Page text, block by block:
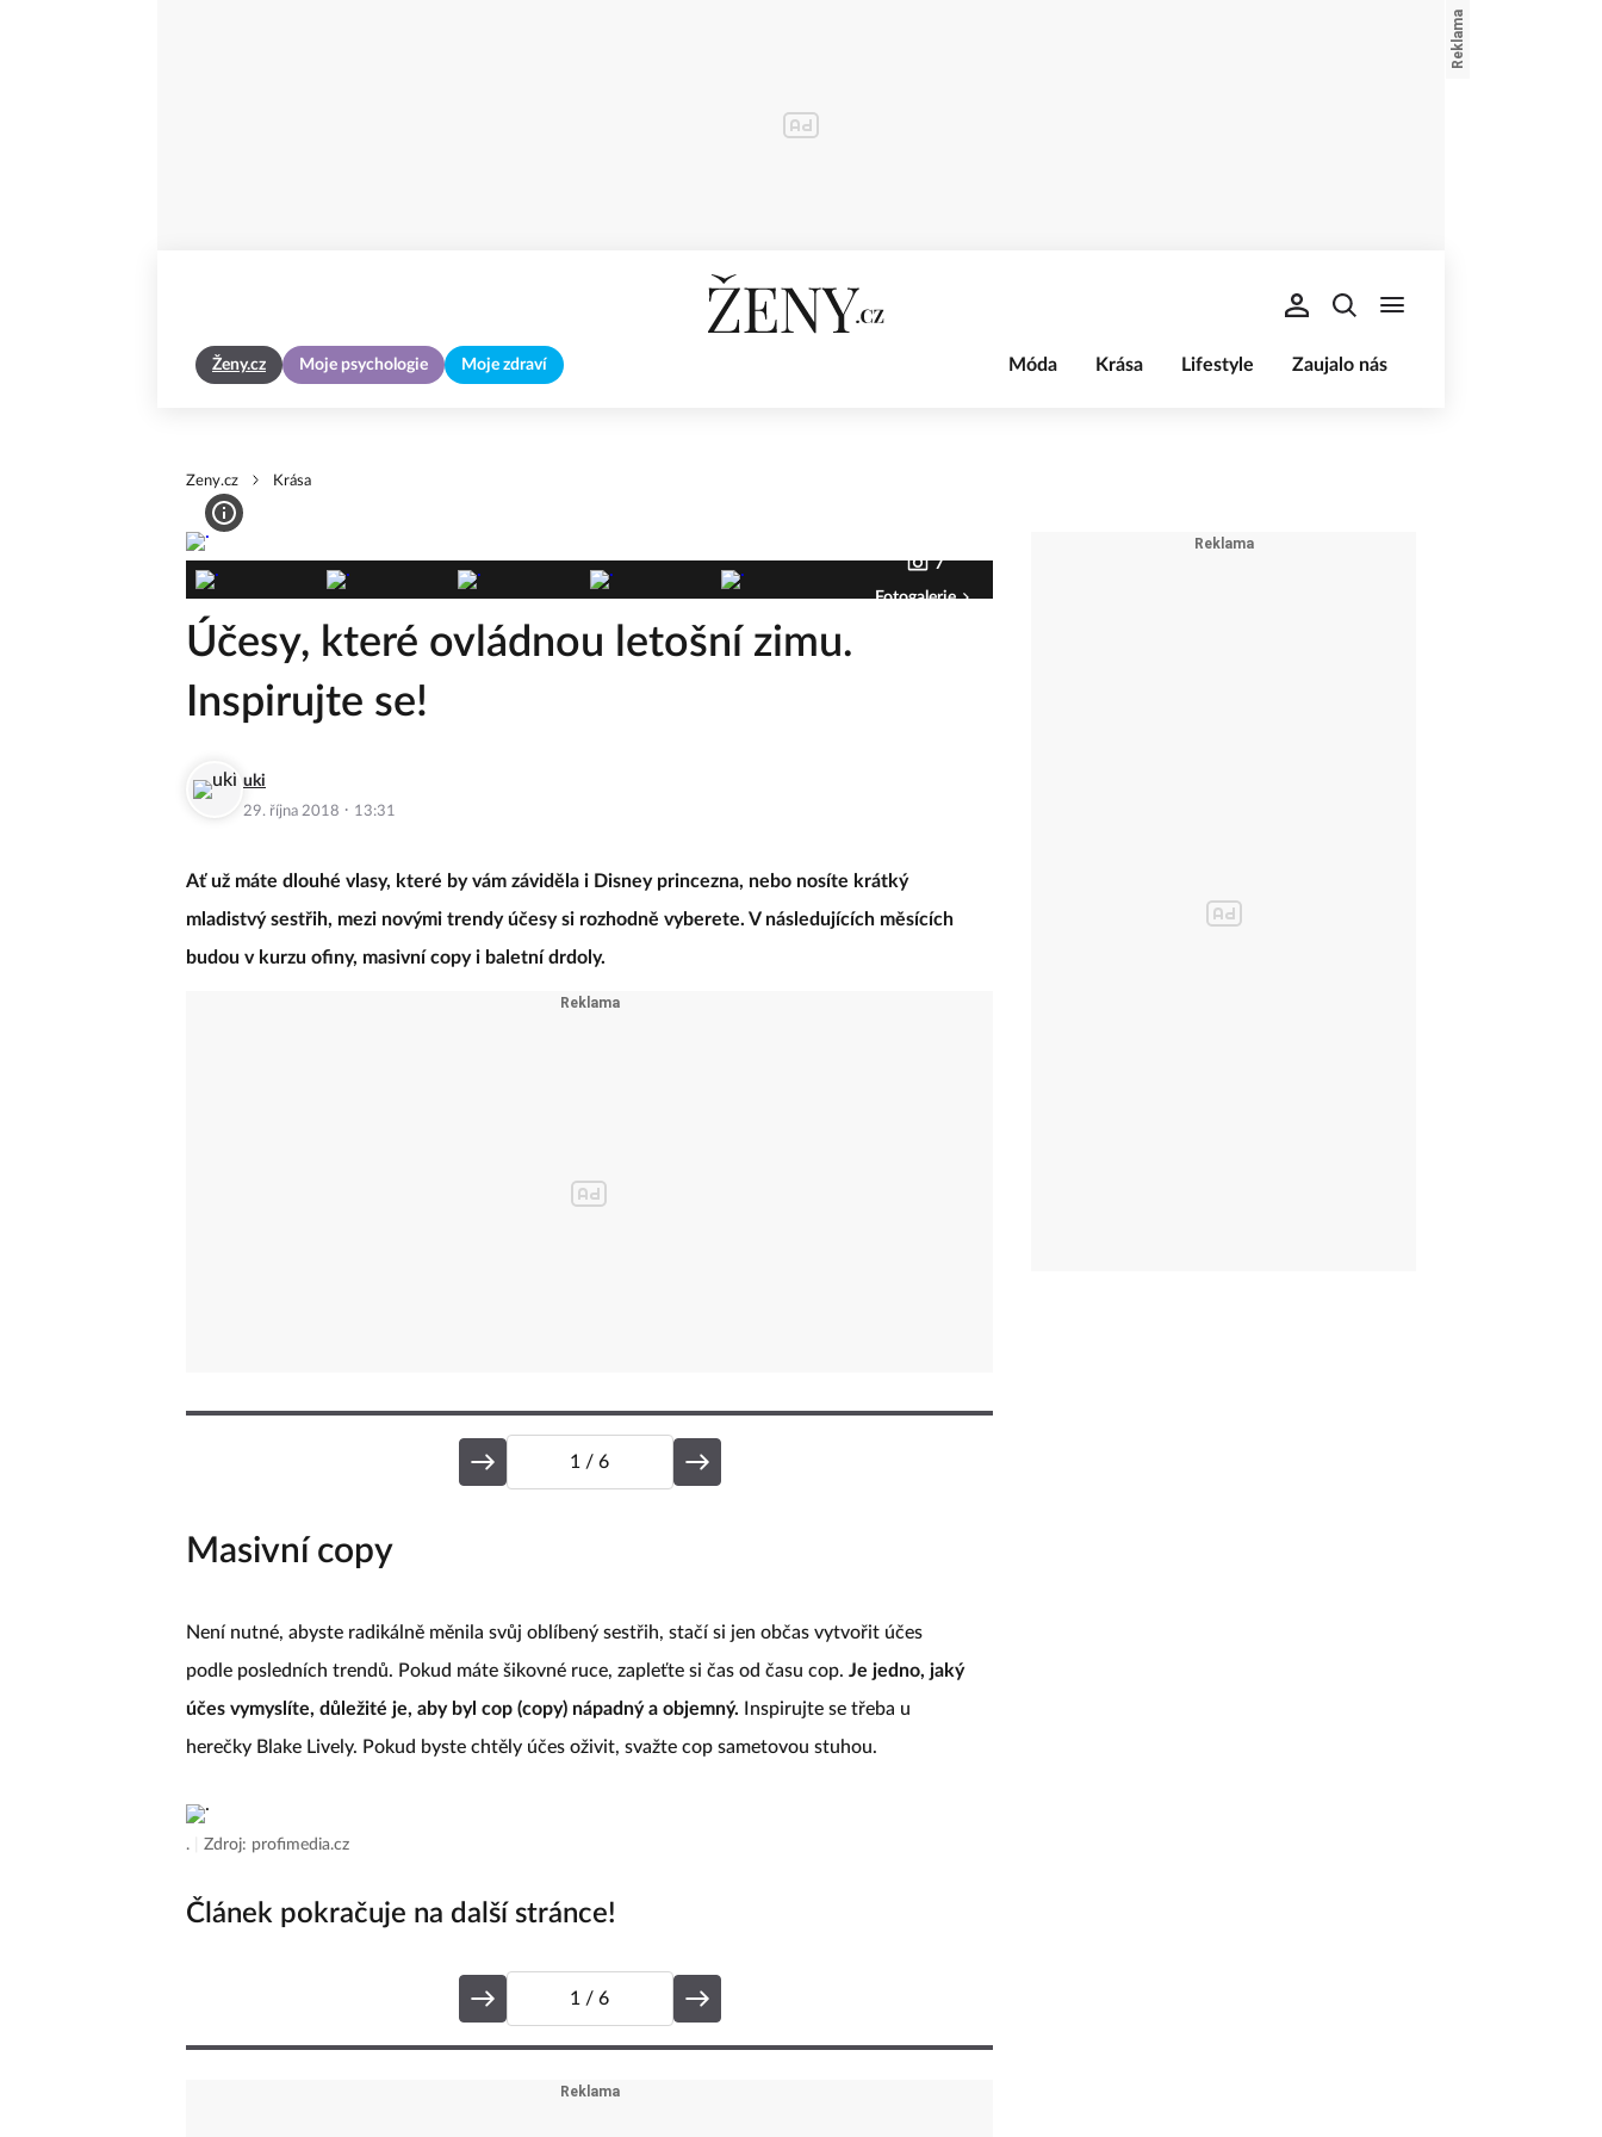
Ženy.cz Moje psychologie Moje zdraví Móda Krása Lifestyle Zaujalo nás
Zeny.cz Krása
7
Fotogalerie
Účesy, které ovládnou letošní zimu.
Inspirujte se!
uki
29. října 2018 · 13:31
Ať už máte dlouhé vlasy, které by vám záviděla i Disney princezna, nebo nosíte krátký
mladistvý sestřih, mezi novými trendy účesy si rozhodně vyberete. V následujících měsících
budou v kurzu ofiny, masivní copy i baletní drdoly.
1 / 6
Masivní copy
Není nutné, abyste radikálně měnila svůj oblíbený sestřih, stačí si jen občas vytvořit účes
podle posledních trendů. Pokud máte šikovné ruce, zapleťte si čas od času cop. Je jedno, jaký
účes vymyslíte, důležité je, aby byl cop (copy) nápadný a objemný. Inspirujte se třeba u
herečky Blake Lively. Pokud byste chtěly účes oživit, svažte cop sametovou stuhou.
. Zdroj: profimedia.cz
Článek pokračuje na další stránce!
1 / 6